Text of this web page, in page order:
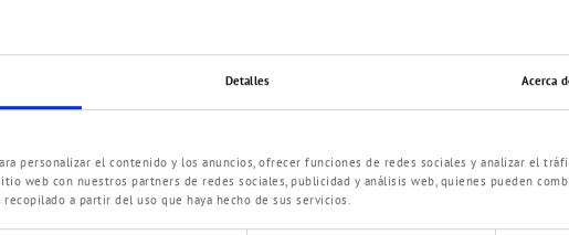
Detalles Acerca
personalizar el contenido y los anuncios, ofrecer funciones de redes sociales y analizar el
web con nuestros partners de redes sociales, publicidad y análisis web, quienes pueden
a partir del uso que haya hecho de sus servicios.
recogidos bajo el derecho de autor. Su utilización para otros fines requiere nuestra aprobación
bajo el derecho de autor del propietario legal correspondiente.
independientemente de su naturaleza, no tienen porque ser totalmente acertadas, en particular lo
consumo, utilización, así como medida y peso de los diferentes productos. La exactitud de
mínimas, dentro de un marco razonable. Las correcciones de errores y de datos técnicos depende
del catálogo online.